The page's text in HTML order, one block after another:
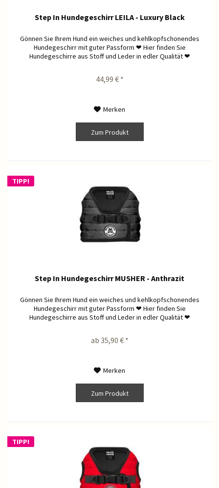
Step In Hundegeschirr LEILA - Luxury Black
Gönnen Sie Ihrem Hund ein weiches und kehlkopfschonendes
Hundegeschirr mit guter Passform ❤ Hier finden Sie
Hundegeschirre aus Stoff und Leder in edler Qualität ❤
44,99 € *
Merken
Zum Produkt
TIPP!
Step In Hundegeschirr MUSHER - Anthrazit
Gönnen Sie Ihrem Hund ein weiches und kehlkopfschonendes
Hundegeschirr mit guter Passform ❤ Hier finden Sie
Hundegeschirre aus Stoff und Leder in edler Qualität ❤
ab 35,90 € *
Merken
Zum Produkt
TIPP!